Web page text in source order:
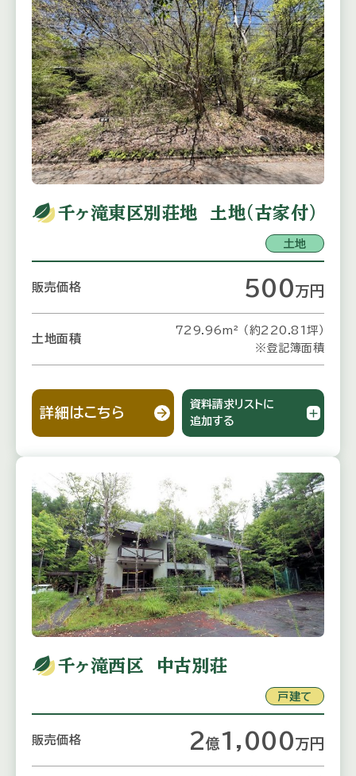
千ヶ滝東区別荘地 土地（古家付）
土地
販売価格 500万 円
土地面積
729.96m² （約220.81坪）
※登記簿面積
詳細はこちら
資料請求リストに
追加する
千ヶ滝西区 中古別荘
戸建て
販売価格 2億 1,000万 円